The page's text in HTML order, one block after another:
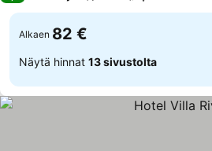
Alkaen 82 €
Näytä hinnat 13 sivustolta